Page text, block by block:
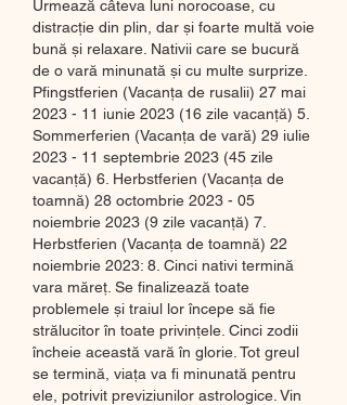
Urmează câteva luni norocoase, cu
distracție din plin, dar și foarte multă voie
bună și relaxare. Nativii care se bucură
de o vară minunată și cu multe surprize.
Pfingstferien (Vacanța de rusalii) 27 mai
2023 - 11 iunie 2023 (16 zile vacanță) 5.
Sommerferien (Vacanța de vară) 29 iulie
2023 - 11 septembrie 2023 (45 zile
vacanță) 6. Herbstferien (Vacanța de
toamnă) 28 octombrie 2023 - 05
noiembrie 2023 (9 zile vacanță) 7.
Herbstferien (Vacanța de toamnă) 22
noiembrie 2023: 8. Cinci nativi termină
vara măreț. Se finalizează toate
problemele și traiul lor începe să fie
strălucitor în toate privințele. Cinci zodii
încheie această vară în glorie. Tot greul
se termină, viața va fi minunată pentru
ele, potrivit previziunilor astrologice. Vin